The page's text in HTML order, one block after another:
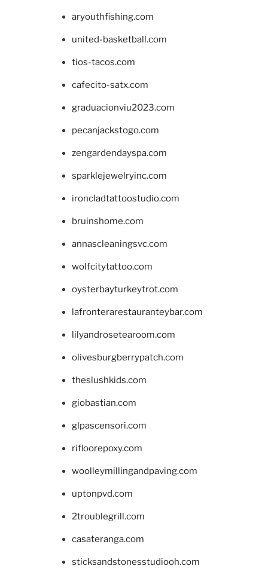
aryouthfishing.com
united-basketball.com
tios-tacos.com
cafecito-satx.com
graduacionviu2023.com
pecanjackstogo.com
zengardendayspa.com
sparklejewelryinc.com
ironcladtattoostudio.com
bruinshome.com
annascleaningsvc.com
wolfcitytattoo.com
oysterbayturkeytrot.com
lafronterarestauranteybar.com
lilyandrosetearoom.com
olivesburgberrypatch.com
theslushkids.com
giobastian.com
glpascensori.com
rifloorepoxy.com
woolleymillingandpaving.com
uptonpvd.com
2troublegrill.com
casateranga.com
sticksandstonesstudiooh.com